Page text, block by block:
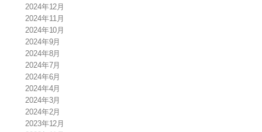
2024年12月
2024年11月
2024年10月
2024年9月
2024年8月
2024年7月
2024年6月
2024年4月
2024年3月
2024年2月
2023年12月